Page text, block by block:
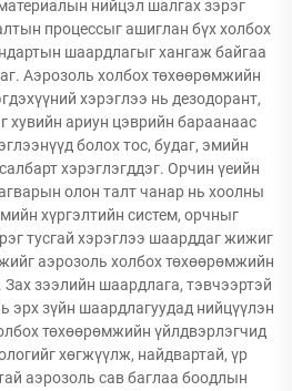
нийцэл шалгах зэрэг
процессыг ашиглан бүх холбох
шаардлагыг хангаж байгаа
Аэрозоль холбох төхөөрөмжийн
хэрэглээ нь дезодорант,
хувийн ариун цэврийн бараанаас
болох тос, будаг, эмийн
хэрэглэгддэг. Орчин үеийн
олон талт чанар нь хоолны
хүргэлтийн систем, орчныг
тусгай хэрэглээ шаарддаг жижиг
аэрозоль холбох төхөөрөмжийн
зээлийн шаардлага, тэвчээртэй
эрх зүйн шаардлагуудад нийцүүлэн
төхөөрөмжийн үйлдвэрлэгчид
хөгжүүлж, найдвартай, үр
аэрозоль сав баглаа боодлын